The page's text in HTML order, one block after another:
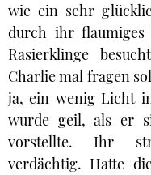
wie ein sehr
durch ihr flaumiges
Rasierklinge
Charlie mal fragen
ja, ein wenig Licht
wurde geil, als er
vorstellte. Ihr
verdächtig. Hatte